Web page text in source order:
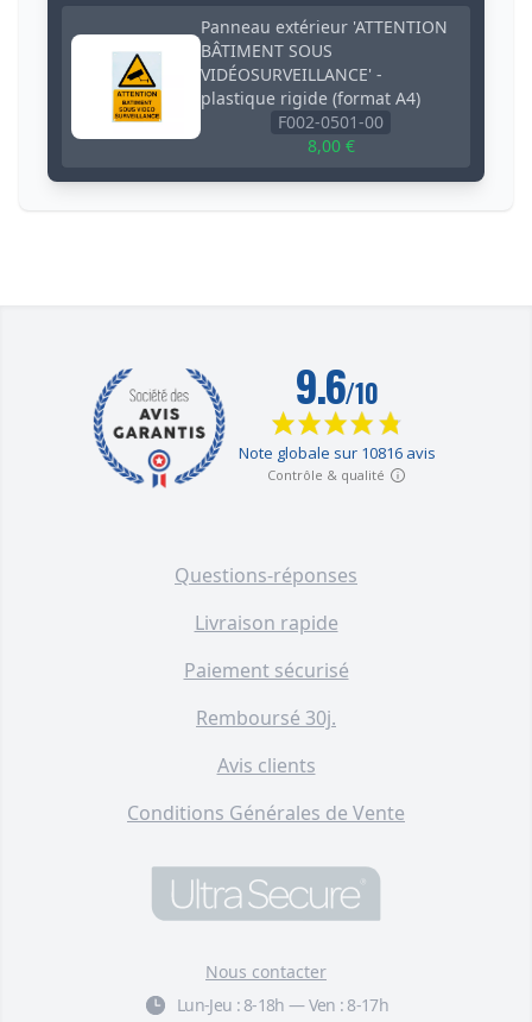
Panneau extérieur 'ATTENTION
BÂTIMENT SOUS
VIDÉOSURVEILLANCE' -
plastique rigide (format A4)
F002-0501-00
8,00 €
Questions-réponses
Livraison rapide
Paiement sécurisé
Remboursé 30j.
Avis clients
Conditions Générales de Vente
Nous contacter
Lun-Jeu : 8-18h —Ven : 8-17h